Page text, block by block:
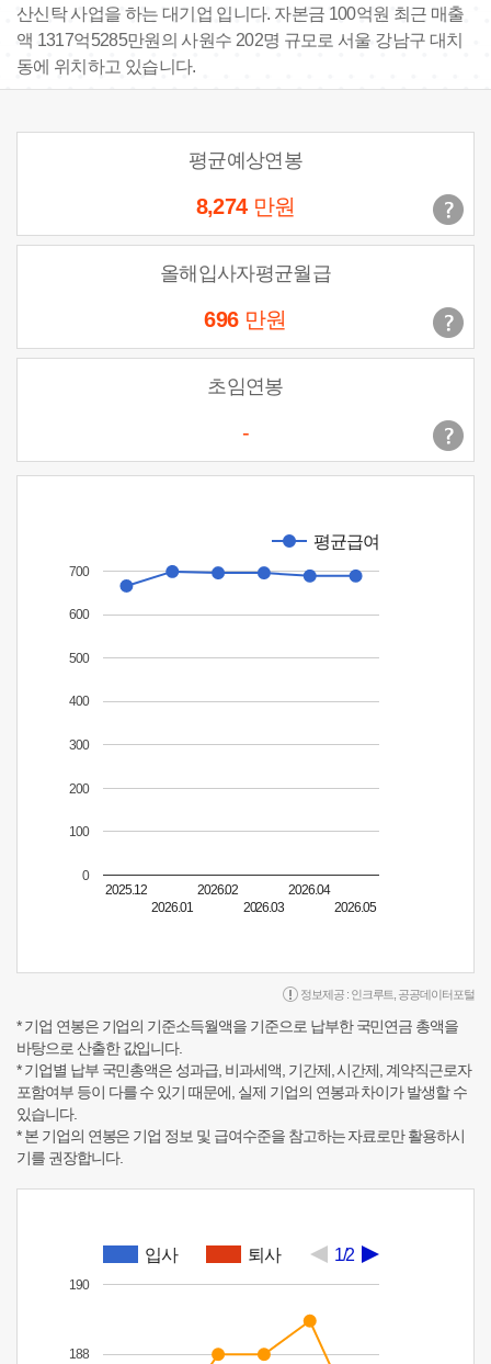
산신탁 사업을 하는 대기업 입니다. 자본금 100억원 최근 매출
액 1317억5285만원의 사원수 202명 규모로 서울 강남구 대치
동에 위치하고 있습니다.
평균예상연봉
8,274 만원
올해입사자평균월급
696 만원
초임연봉
-
평균급여
2025.12
2026.01
2026.02
2026.03
2026.04
2026.05
0
100
200
300
400
500
600
700
정보제공 : 인크루트 공공데이터포털
* 기업 연봉은 기업의 기준소득월액을 기준으로 납부한 국민연금 총액을
바탕으로 산출한 값입니다.
* 기업별 납부 국민총액은 성과급, 비과세액, 기간제, 시간제, 계약직근로자
포함여부 등이 다를 수 있기 때문에, 실제 기업의 연봉과 차이가 발생할 수
있습니다.
* 본 기업의 연봉은 기업 정보 및 급여수준을 참고하는 자료로만 활용하시
기를 권장합니다.
입사 퇴사 1/2
188
190